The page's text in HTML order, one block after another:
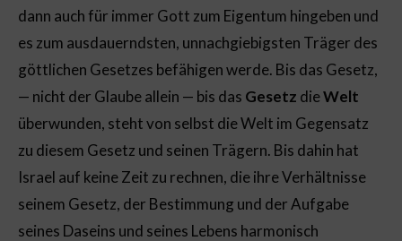
dann auch für immer Gott zum Eigentum hingeben und
es zum ausdauerndsten, unnachgiebigsten Träger des
göttlichen Gesetzes befähigen werde. Bis das Gesetz,
— nicht der Glaube allein — bis das Gesetz dieWelt
überwunden, steht von selbst die Welt im Gegensatz
zu diesem Gesetz und seinen Trägern. Bis dahin hat
Israel auf keine Zeit zu rechnen, die ihre Verhältnisse
seinem Gesetz, der Bestimmung und der Aufgabe
seines Daseins und seines Lebens harmonisch